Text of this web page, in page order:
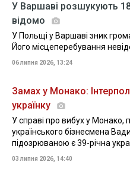
У Варшаві розшукують
відомо
У Польщі у Варшаві зник
Його місцеперебування
06 липня 2026, 13:24
Замах у Монако:
українку
У справі про вибух у Монако,
українського бізнесмена
підозрюваною є 39-річна
03 липня 2026, 14:40